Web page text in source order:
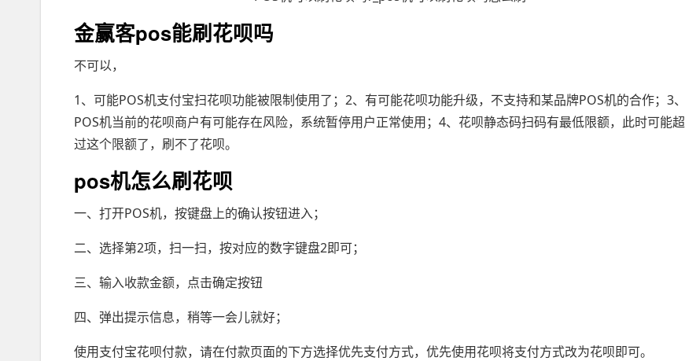
金赢客pos能刷花呗吗
不可以，
1、可能POS机支付宝扫花呗功能被限制使用了；2、有可能花呗功能升级，不支持和某品牌POS机的合作；3、
POS机当前的花呗商户有可能存在风险，系统暂停用户正常使用；4、花呗静态码扫码有最低限额，此时可能超
过这个限额了，刷不了花呗。
pos机怎么刷花呗
一、打开POS机，按键盘上的确认按钮进入；
二、选择第2项，扫一扫，按对应的数字键盘2即可；
三、输入收款金额，点击确定按钮
四、弹出提示信息，稍等一会儿就好；
使用支付宝花呗付款，请在付款页面的下方选择优先支付方式，优先使用花呗将支付方式改为花呗即可。